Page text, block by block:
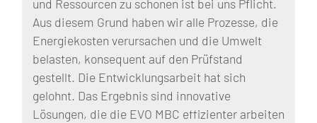
und Ressourcen zu schonen ist bei uns Pflicht.
Aus diesem Grund haben wir alle Prozesse, die
Energiekosten verursachen und die Umwelt
belasten, konsequent auf den Prüfstand
gestellt. Die Entwicklungsarbeit hat sich
gelohnt. Das Ergebnis sind innovative
Lösungen, die die EVO MBC effizienter arbeiten